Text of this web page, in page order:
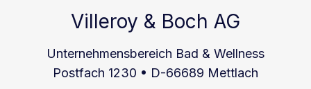
Villeroy & Boch AG
Unternehmensbereich Bad & Wellness
Postfach 1230 • D-66689 Mettlach